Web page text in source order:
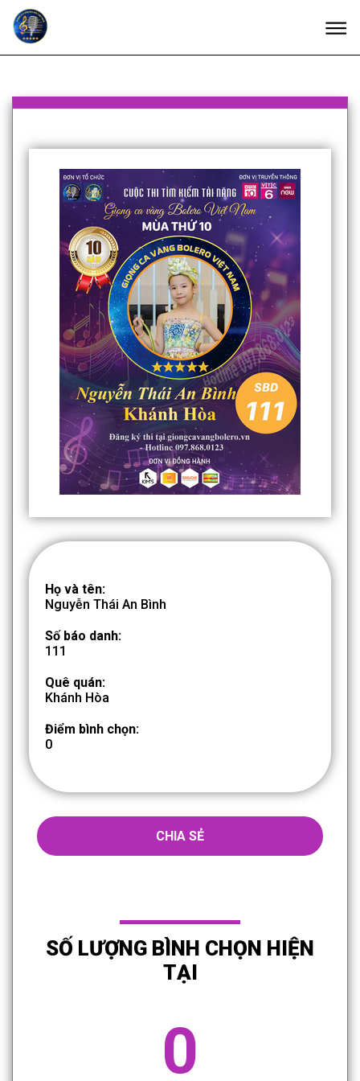
Họ và tên:
Nguyễn Thái An Bình
Số báo danh:
111
Quê quán:
Khánh Hòa
Điểm bình chọn:
0
CHIA SẺ
SỐ LƯỢNG BÌNH CHỌN HIỆN
TẠI
0